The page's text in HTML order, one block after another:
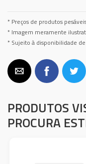
* Preços de produtos
* Imagem meramente
* Sujeito à disponibilidade
PRODUTOS
PROCURA